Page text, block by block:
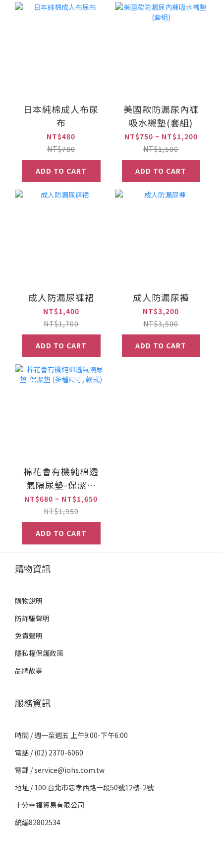
日本純棉成人布尿
布
NT$480
NT$780
ADD TO CART
美國款防漏尿內褲
吸水襯墊(套組)
NT$750 ~ NT$1,200
NT$1,500
ADD TO CART
成人防漏尿褲裙
NT$1,400
NT$1,700
ADD TO CART
成人防漏尿褲
NT$3,200
NT$3,500
ADD TO CART
棉花會有機純棉透
氣隔尿墊-保潔墊
(多種尺寸, 款式)
NT$680 ~ NT$1,650
NT$1,950
ADD TO CART
購物資訊
購物說明
防詐騙聲明
免責聲明
隱私權保護政策
品牌故事
服務資訊
時間 / 週一至週五 上午9:00-下午6:00
電話 / (02) 2370-6060
電郵 / service@iohs.com.tw
地址 / 100 台北市忠孝西路一段50號12樓-2號
十分幸福貿易有限公司
統編82802534